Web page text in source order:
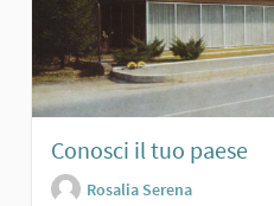
Conosci il tuo paese
Rosalia Serena